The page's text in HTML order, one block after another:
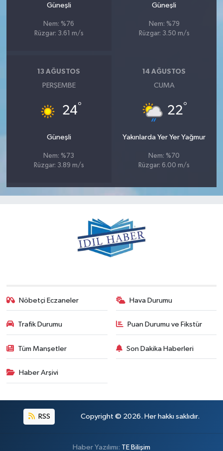
Güneşli
Nem: %76
Rüzgar: 3.61 m/s
Güneşli
Nem: %79
Rüzgar: 3.50 m/s
13 AĞUSTOS
PERŞEMBE
24°
Güneşli
Nem: %73
Rüzgar: 3.89 m/s
14 AĞUSTOS
CUMA
22°
Yakınlarda Yer Yer Yağmur
Nem: %70
Rüzgar: 6.00 m/s
Nöbetçi Eczaneler Hava Durumu
Trafik Durumu Puan Durumu ve Fikstür
Tüm Manşetler Son Dakika Haberleri
Haber Arşivi
RSS Copyright © 2026. Her hakkı saklıdır.
Haber Yazılımı: TE Bilişim